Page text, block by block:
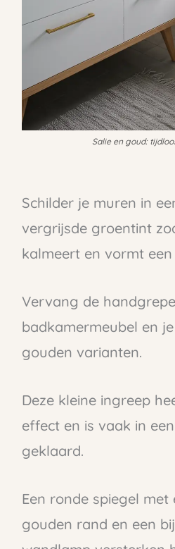
Salie en goud:
Schilder je muren in
vergrijsde groentint
kalmeert en vormt
Vervang de
badkamermeubel en
gouden varianten.
Deze kleine ingreep
effect en is vaak in
geklaard.
Een ronde spiegel met
gouden rand en een